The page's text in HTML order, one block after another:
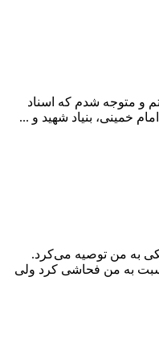
و متوجه شدم که اسناد
خمینی، بنیاد شهید و ...
به من توصیه می‌کرد.
به من فحاشی کرد ولی